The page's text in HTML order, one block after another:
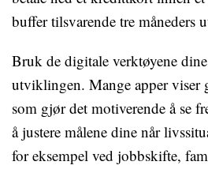
buffer tilsvarende tre måneders
Bruk de digitale verktøyene
utviklingen. Mange apper viser
som gjør det motiverende å se
å justere målene dine når
for eksempel ved jobbskifte,